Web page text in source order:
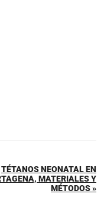
TÉTANOS NEONATAL EN
MATERIALES Y
MÉTODOS »